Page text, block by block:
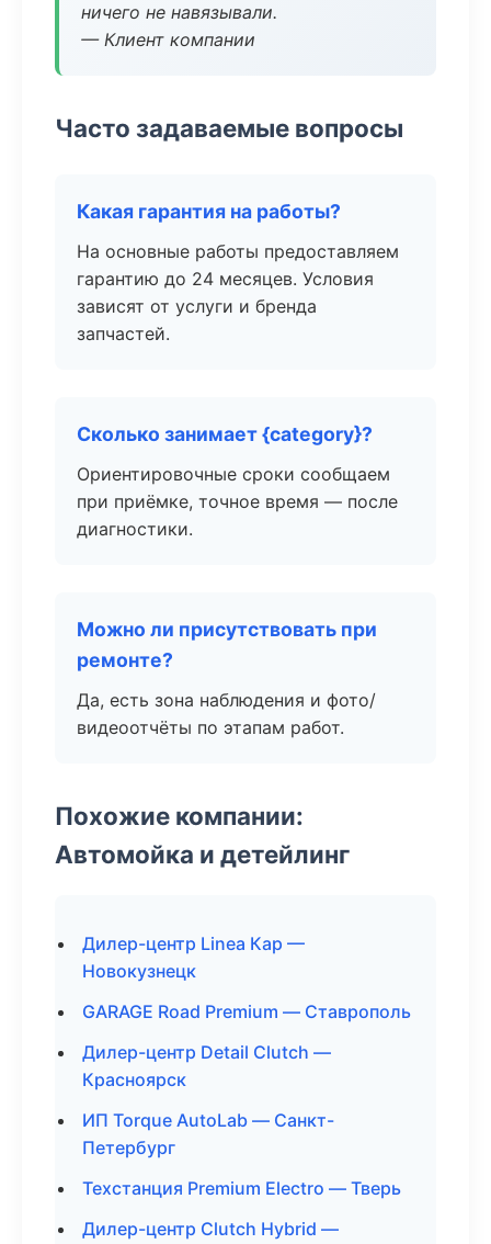
ничего не навязывали.
— Клиент компании
Часто задаваемые вопросы
Какая гарантия на работы?
На основные работы предоставляем
гарантию до 24 месяцев. Условия
зависят от услуги и бренда
запчастей.
Сколько занимает {category}?
Ориентировочные сроки сообщаем
при приёмке, точное время — после
диагностики.
Можно ли присутствовать при
ремонте?
Да, есть зона наблюдения и фото/
видеоотчёты по этапам работ.
Похожие компании:
Автомойка и детейлинг
Дилер-центр Linea Кар —
Новокузнецк
GARAGE Road Premium — Ставрополь
Дилер-центр Detail Clutch —
Красноярск
ИП Torque AutoLab — Санкт-
Петербург
Техстанция Premium Electro — Тверь
Дилер-центр Clutch Hybrid —